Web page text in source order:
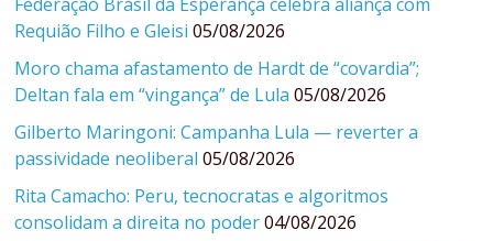
Requião Filho e Gleisi 05/08/2026
Moro chama afastamento de Hardt de “covardia”;
Deltan fala em “vingança” de Lula 05/08/2026
Gilberto Maringoni: Campanha Lula — reverter a
passividade neoliberal 05/08/2026
Rita Camacho: Peru, tecnocratas e algoritmos
consolidam a direita no poder 04/08/2026